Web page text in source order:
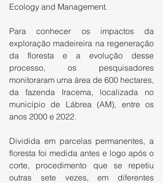
Ecology and Management.
Para conhecer os impactos da
exploração madeireira na regeneração
da floresta e a evolução desse
processo, os pesquisadores
monitoraram uma área de 600 hectares,
da fazenda Iracema, localizada no
município de Lábrea (AM), entre os
anos 2000 e 2022.
Dividida em parcelas permanentes, a
floresta foi medida antes e logo após o
corte, procedimento que se repetiu
outras sete vezes, em diferentes